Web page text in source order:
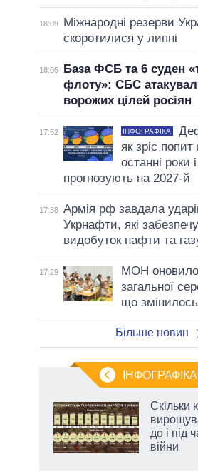
18:09
Міжнародні резерви
скоротилися у липні
18:05
База ФСБ та 6 суден
флоту»: СБС
ворожих цілей росіян
17:52 ІНФОГРАФІКА
як зріс
останні роки
прогнозують на 2027-й
17:38 Армія рф завдала
Укрнафти, які
видобуток нафти та
17:29
МОН оновило
загальної
що змінилось
Більше новин
ІНФОГРАФІКА
Скільки
до і під
війни